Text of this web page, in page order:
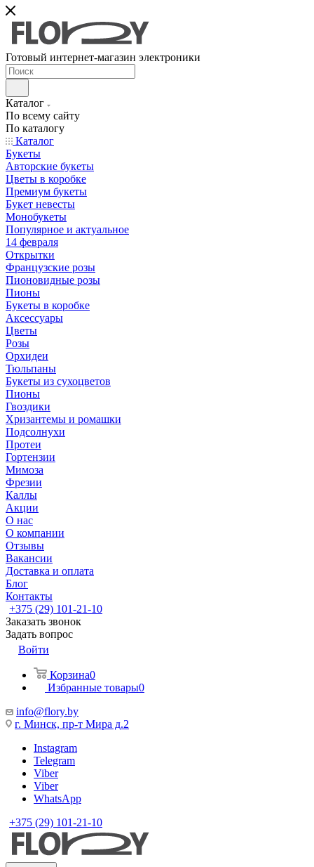
Готовый интернет-магазин электроники
Каталог
По всему сайту
По каталогу
Каталог
Букеты
Авторские букеты
Цветы в коробке
Премиум букеты
Букет невесты
Монобукеты
Популярное и актуальное
14 февраля
Открытки
Французские розы
Пионовидные розы
Пионы
Букеты в коробке
Аксессуары
Цветы
Розы
Орхидеи
Тюльпаны
Букеты из сухоцветов
Пионы
Гвоздики
Хризантемы и ромашки
Подсолнухи
Протеи
Гортензии
Мимоза
Фрезии
Каллы
Акции
О нас
О компании
Отзывы
Вакансии
Доставка и оплата
Блог
Контакты
+375 (29) 101-21-10
Заказать звонок
Задать вопрос
Войти
Корзина0
Избранные товары0
info@flory.by
г. Минск, пр-т Мира д.2
Instagram
Telegram
Viber
Viber
WhatsApp
+375 (29) 101-21-10